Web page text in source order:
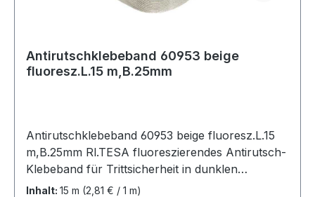
Antirutschklebeband 60953 beige
fluoresz.L.15 m,B.25mm
Antirutschklebeband 60953 beige fluoresz.L.15
m,B.25mm Rl.TESA fluoreszierendes Antirutsch-
Klebeband für Trittsicherheit in dunklen
Arbeitsbereichen · Einsatz z. B. auf Stufen,
Inhalt: 15 m (2,81 € / 1 m)